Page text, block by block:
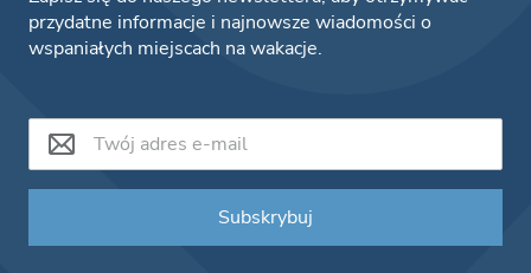
przydatne informacje i najnowsze wiadomości o
wspaniałych miejscach na wakacje.
Subskrybuj